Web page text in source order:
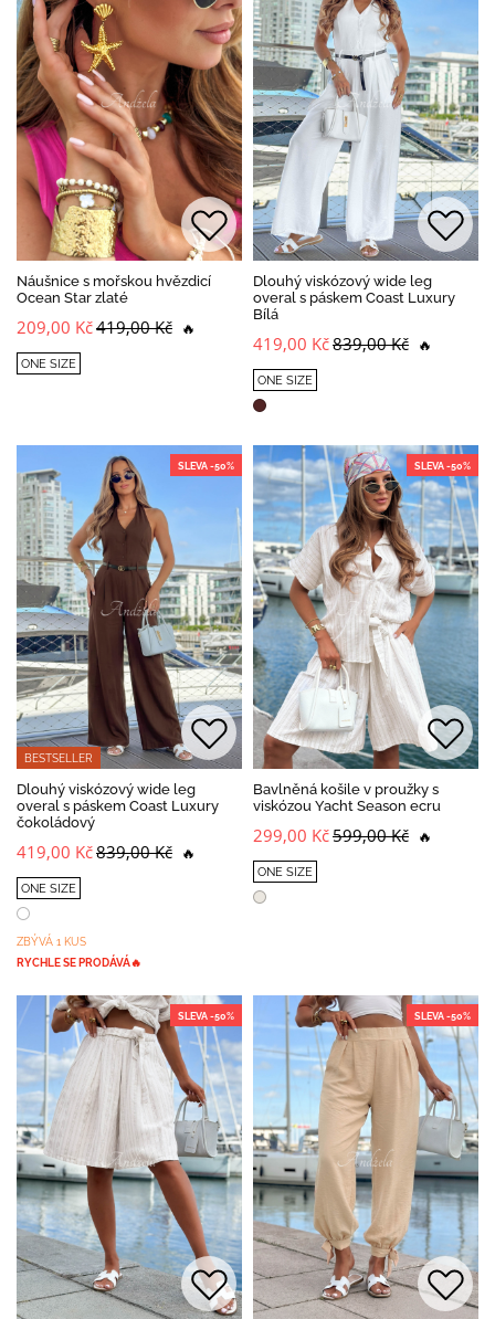
Náušnice s mořskou hvězdicí
Ocean Star zlaté
209,00 Kč419,00 Kč 🔥
ONE SIZE
Dlouhý viskózový wide leg
overal s páskem Coast Luxury
Bílá
419,00 Kč839,00 Kč 🔥
ONE SIZE
SLEVA -50%
BESTSELLER
Dlouhý viskózový wide leg
overal s páskem Coast Luxury
čokoládový
419,00 Kč839,00 Kč 🔥
ONE SIZE
ZBÝVÁ 1 KUS
RYCHLE SE PRODÁVÁ🔥
SLEVA -50%
Bavlněná košile v proužky s
viskózou Yacht Season ecru
299,00 Kč599,00 Kč 🔥
ONE SIZE
SLEVA -50% SLEVA -50%